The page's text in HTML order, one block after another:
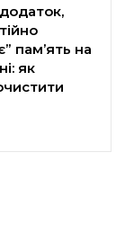
пам’ять на
як